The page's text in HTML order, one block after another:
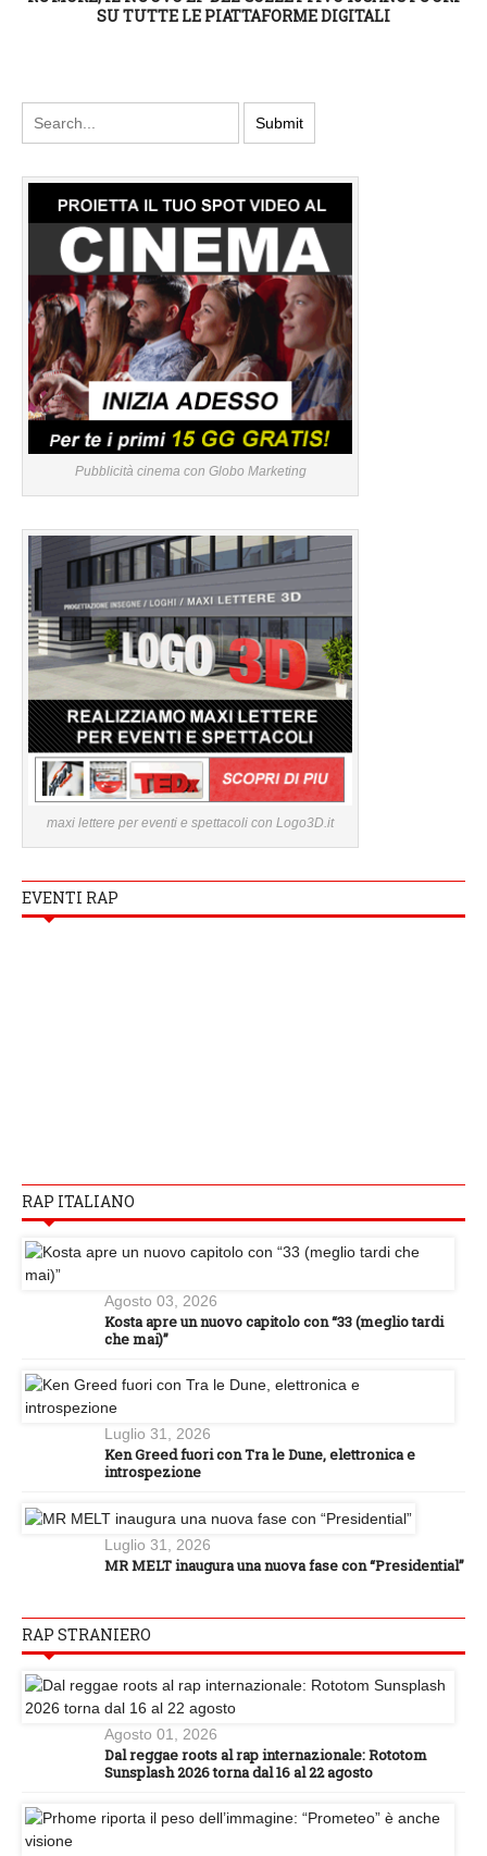
SU TUTTE LE PIATTAFORME DIGITALI
Pubblicità cinema con Globo Marketing
maxi lettere per eventi e spettacoli con Logo3D.it
EVENTI RAP
RAP ITALIANO
Agosto 03, 2026
Kosta apre un nuovo capitolo con “33 (meglio tardi
che mai)”
Luglio 31, 2026
Ken Greed fuori con Tra le Dune, elettronica e
introspezione
Luglio 31, 2026
MR MELT inaugura una nuova fase con “Presidential”
RAP STRANIERO
Agosto 01, 2026
Dal reggae roots al rap internazionale: Rototom
Sunsplash 2026 torna dal 16 al 22 agosto